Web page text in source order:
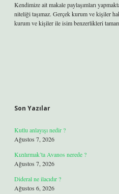
Kendimize ait makale paylaşımları
niteliği taşımaz. Gerçek kurum ve kişiler
kurum ve kişiler ile isim benzerlikleri
Son Yazılar
Kutlu anlayışı nedir ?
Ağustos 7, 2026
Kızılırmak’ta Avanos nerede ?
Ağustos 7, 2026
Dideral ne ilacıdır ?
Ağustos 6, 2026